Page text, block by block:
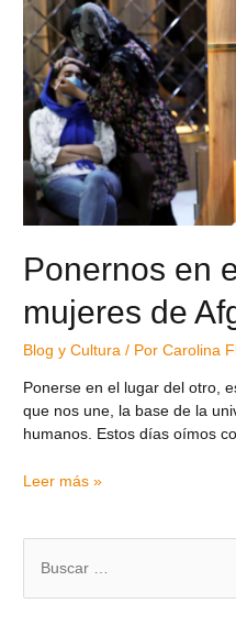
Ponernos en
mujeres de
Blog y Cultura / PorCarolina
Ponerse en el lugar del otro,
que nos une, la base de la
humanos. Estos días oímos
Leer más »